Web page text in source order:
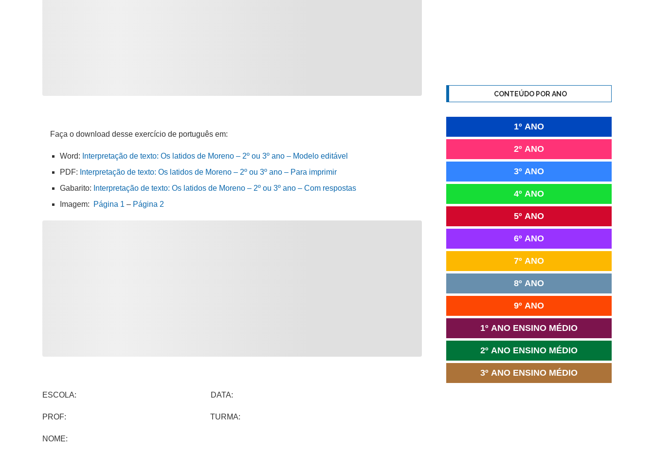
Faça o download desse exercício de português em:
Word: Interpretação de texto: Os latidos de Moreno – 2º ou 3º ano – Modelo editável
PDF: Interpretação de texto: Os latidos de Moreno – 2º ou 3º ano – Para imprimir
Gabarito: Interpretação de texto: Os latidos de Moreno – 2º ou 3º ano – Com respostas
Imagem:
Página 1 – Página 2
ESCOLA: DATA:
PROF: TURMA:
NOME:
CONTEÚDO POR ANO
1º ANO
2º ANO
3º ANO
4º ANO
5º ANO
6º ANO
7º ANO
8º ANO
9º ANO
1º ANO ENSINO MÉDIO
2º ANO ENSINO MÉDIO
3º ANO ENSINO MÉDIO